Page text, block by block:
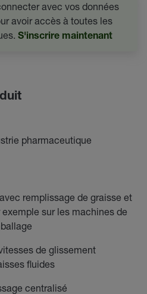
avec vos données
avoir accès à toutes les
S'inscrire maintenant
pharmaceutique
remplissage de graisse et
sur les machines de
de glissement
fluides
centralisé